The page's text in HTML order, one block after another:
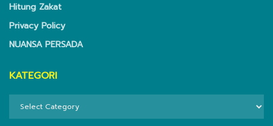
Hitung Zakat
Privacy Policy
NUANSA PERSADA
KATEGORI
KATEGORI